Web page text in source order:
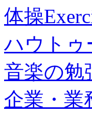
体操
ハウトゥ
音楽の勉
企業・業